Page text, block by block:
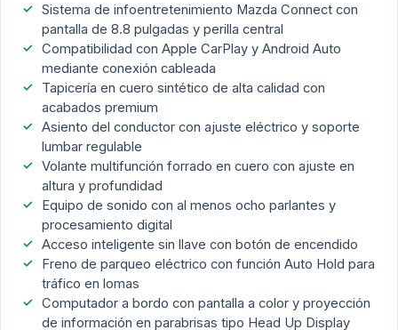
Sistema de infoentretenimiento Mazda Connect con
pantalla de 8.8 pulgadas y perilla central
Compatibilidad con Apple CarPlay y Android Auto
mediante conexión cableada
Tapicería en cuero sintético de alta calidad con
acabados premium
Asiento del conductor con ajuste eléctrico y soporte
lumbar regulable
Volante multifunción forrado en cuero con ajuste en
altura y profundidad
Equipo de sonido con al menos ocho parlantes y
procesamiento digital
Acceso inteligente sin llave con botón de encendido
Freno de parqueo eléctrico con función Auto Hold para
tráfico en lomas
Computador a bordo con pantalla a color y proyección
de información en parabrisas tipo Head Up Display